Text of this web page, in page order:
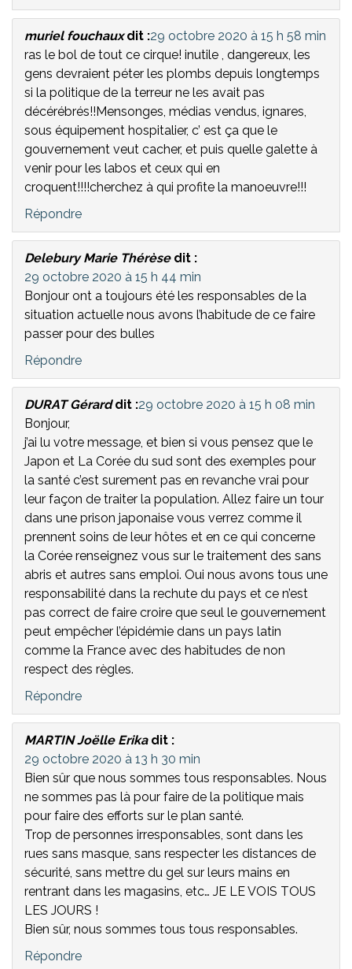
muriel fouchaux dit :29 octobre 2020 à 15 h 58 min
ras le bol de tout ce cirque! inutile , dangereux, les
gens devraient péter les plombs depuis longtemps
si la politique de la terreur ne les avait pas
décérébrés!!Mensonges, médias vendus, ignares,
sous équipement hospitalier, c’ est ça que le
gouvernement veut cacher, et puis quelle galette à
venir pour les labos et ceux qui en
croquent!!!!cherchez à qui profite la manoeuvre!!!
Répondre
Delebury Marie Thérèse dit :
29 octobre 2020 à 15 h 44 min
Bonjour ont a toujours été les responsables de la
situation actuelle nous avons l’habitude de ce faire
passer pour des bulles
Répondre
DURAT Gérard dit :29 octobre 2020 à 15 h 08 min
Bonjour,
j’ai lu votre message, et bien si vous pensez que le
Japon et La Corée du sud sont des exemples pour
la santé c’est surement pas en revanche vrai pour
leur façon de traiter la population. Allez faire un tour
dans une prison japonaise vous verrez comme il
prennent soins de leur hôtes et en ce qui concerne
la Corée renseignez vous sur le traitement des sans
abris et autres sans emploi. Oui nous avons tous une
responsabilité dans la rechute du pays et ce n’est
pas correct de faire croire que seul le gouvernement
peut empêcher l’épidémie dans un pays latin
comme la France avec des habitudes de non
respect des règles.
Répondre
MARTIN Joëlle Erika dit :
29 octobre 2020 à 13 h 30 min
Bien sûr que nous sommes tous responsables. Nous
ne sommes pas là pour faire de la politique mais
pour faire des efforts sur le plan santé.
Trop de personnes irresponsables, sont dans les
rues sans masque, sans respecter les distances de
sécurité, sans mettre du gel sur leurs mains en
rentrant dans les magasins, etc… JE LE VOIS TOUS
LES JOURS !
Bien sûr, nous sommes tous tous responsables.
Répondre